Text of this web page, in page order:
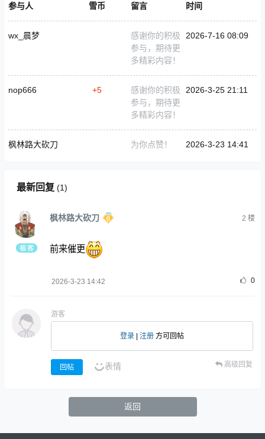
参与人 雪币 留言 时间
wx_晨梦
感谢你的积极
参与，期待更
多精彩内容！
2026-7-16 08:09
nop666 +5
感谢你的积极
参与，期待更
多精彩内容！
2026-3-25 21:11
枫林路大砍刀 为你点赞！ 2026-3-23 14:41
最新回复 (1)
枫林路大砍刀 2 楼
前来催更
2026-3-23 14:42 0
游客
登录 注册 方可回帖
回帖 表情 高级回复
返回